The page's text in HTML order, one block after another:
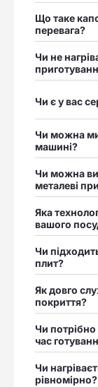
Що таке
перевага?
Чи не
Чи є у вас
Чи можна
машині?
Чи можна
металеві
Яка
вашого
Чи
плит?
Як довго
покриття?
Чи потрібно
час
Чи
рівномірно?